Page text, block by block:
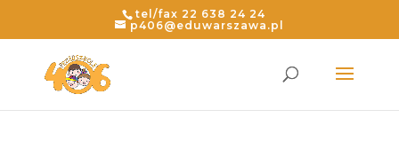
content
tel/fax 22 638 24 24
p406@eduwarszawa.pl